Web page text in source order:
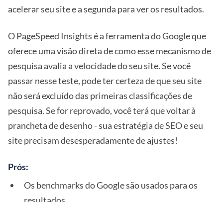
acelerar seu site e a segunda para ver os resultados.
O PageSpeed Insights é a ferramenta do Google que
oferece uma visão direta de como esse mecanismo de
pesquisa avalia a velocidade do seu site. Se você
passar nesse teste, pode ter certeza de que seu site
não será excluído das primeiras classificações de
pesquisa. Se for reprovado, você terá que voltar à
prancheta de desenho - sua estratégia de SEO e seu
site precisam desesperadamente de ajustes!
Prós:
Os benchmarks do Google são usados para os